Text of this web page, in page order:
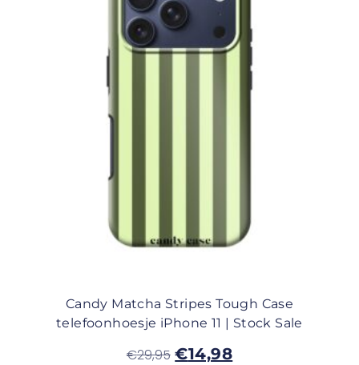
Candy Matcha Stripes Tough Case
telefoonhoesje iPhone 11 | Stock Sale
€29,95 €14,98